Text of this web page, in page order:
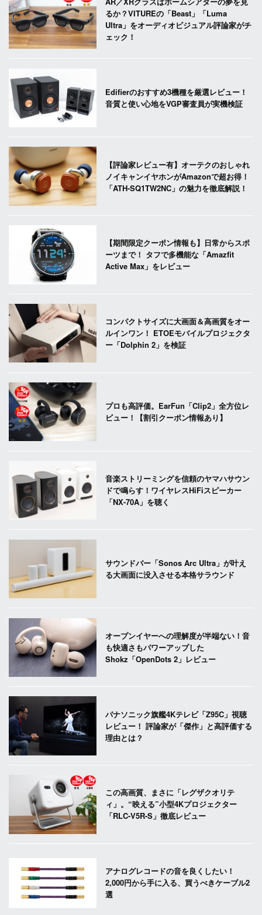
るか？VITUREの「Beast」「Luma
Ultra」をオーディオビジュアル評論家がチ
ェック！
Edifierのおすすめ3機種を厳選レビュー！
音質と使い心地をVGP審査員が実機検証
【評論家レビュー有】オーテクのおしゃれ
ノイキャンイヤホンがAmazonで超お得！
「ATH-SQ1TW2NC」の魅力を徹底解説！
【期間限定クーポン情報も】日常からスポ
ーツまで！ タフで多機能な「Amazfit
Active Max」をレビュー
コンパクトサイズに大画面＆高画質をオー
ルインワン！ ETOEモバイルプロジェクタ
ー「Dolphin 2」を検証
プロも高評価。EarFun「Clip2」全方位レ
ビュー！【割引クーポン情報あり】
音楽ストリーミングを信頼のヤマハサウン
ドで鳴らす！ワイヤレスHiFiスピーカー
「NX-70A」を聴く
サウンドバー「Sonos Arc Ultra」が叶え
る大画面に没入させる本格サラウンド
オープンイヤーへの理解度が半端ない！音
も快適さもパワーアップした
Shokz「OpenDots 2」レビュー
パナソニック旗艦4Kテレビ「Z95C」視聴
レビュー！ 評論家が「傑作」と高評価する
理由とは？
この高画質、まさに「レグザクオリテ
ィ」。“映える”小型4Kプロジェクター
「RLC-V5R-S」徹底レビュー
アナログレコードの音を良くしたい！
2,000円から手に入る、買うべきケーブル2
選